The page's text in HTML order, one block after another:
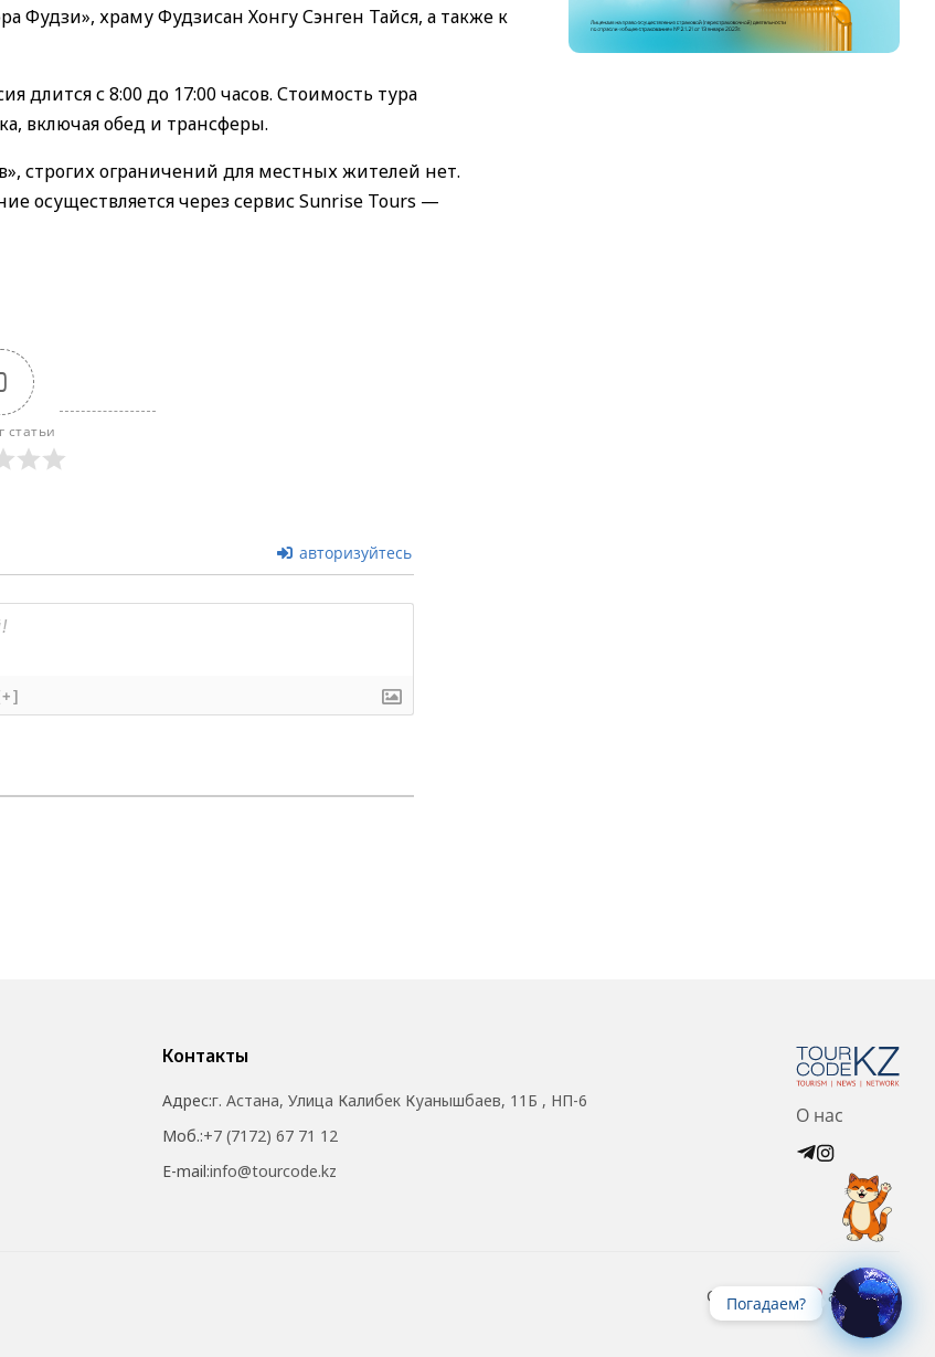
Фудзи», храму Фудзисан Хонгу Сэнген Тайся, а также к
длится с 8:00 до 17:00 часов. Стоимость тура
включая обед и трансферы.
строгих ограничений для местных жителей нет.
осуществляется через сервис Sunrise Tours —
статьи
авторизуйтесь
Контакты
Адрес:г. Астана, Улица Калибек Куанышбаев, 11Б , НП-6
Моб.:+7 (7172) 67 71 12
E-mail:info@tourcode.kz
О нас
Created with at ZIZ Inc.
Погадаем?